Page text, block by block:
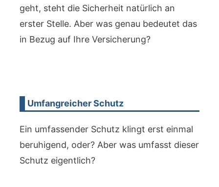
geht, steht die Sicherheit natürlich an
erster Stelle. Aber was genau bedeutet das
in Bezug auf Ihre Versicherung?
Umfangreicher Schutz
Ein umfassender Schutz klingt erst einmal
beruhigend, oder? Aber was umfasst dieser
Schutz eigentlich?